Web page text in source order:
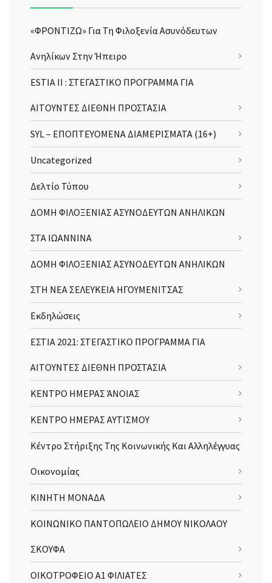
«ΦΡΟΝΤΙΖΩ» Για Τη Φιλοξενία Ασυνόδευτων
Ανηλίκων Στην Ήπειρο
ESTIA II : ΣΤΕΓΑΣΤΙΚΟ ΠΡΟΓΡΑΜΜΑ ΓΙΑ
ΑΙΤΟΥΝΤΕΣ ΔΙΕΘΝΗ ΠΡΟΣΤΑΣΙΑ
SYL – ΕΠΟΠΤΕΥΟΜΕΝΑ ΔΙΑΜΕΡΙΣΜΑΤΑ (16+)
Uncategorized
Δελτίο Τύπου
ΔΟΜΗ ΦΙΛΟΞΕΝΙΑΣ ΑΣΥΝΟΔΕΥΤΩΝ ΑΝΗΛΙΚΩΝ
ΣΤΑ ΙΩΑΝΝΙΝΑ
ΔΟΜΗ ΦΙΛΟΞΕΝΙΑΣ ΑΣΥΝΟΔΕΥΤΩΝ ΑΝΗΛΙΚΩΝ
ΣΤΗ ΝΕΑ ΣΕΛΕΥΚΕΙΑ ΗΓΟΥΜΕΝΙΤΣΑΣ
Εκδηλώσεις
ΕΣΤΙΑ 2021: ΣΤΕΓΑΣΤΙΚΟ ΠΡΟΓΡΑΜΜΑ ΓΙΑ
ΑΙΤΟΥΝΤΕΣ ΔΙΕΘΝΗ ΠΡΟΣΤΑΣΙΑ
ΚΕΝΤΡΟ ΗΜΕΡΑΣ ΆΝΟΙΑΣ
ΚΕΝΤΡΟ ΗΜΕΡΑΣ ΑΥΤΙΣΜΟΥ
Κέντρο Στήριξης Της Κοινωνικής Και Αλληλέγγυας
Οικονομίας
ΚΙΝΗΤΗ ΜΟΝΑΔΑ
ΚΟΙΝΩΝΙΚΟ ΠΑΝΤΟΠΩΛΕΙΟ ΔΗΜΟΥ ΝΙΚΟΛΑΟΥ
ΣΚΟΥΦΑ
ΟΙΚΟΤΡΟΦΕΙΟ Α1 ΦΙΛΙΑΤΕΣ